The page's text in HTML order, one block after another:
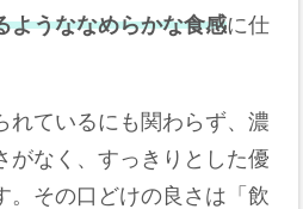
ようななめらかな食感に仕
れているにも関わらず、濃
がなく、すっきりとした優
。その口どけの良さは「飲